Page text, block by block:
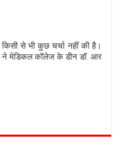
से भी कुछ चर्चा नहीं की है।
ने मेडिकल कॉलेज के डीन डॉ. आर